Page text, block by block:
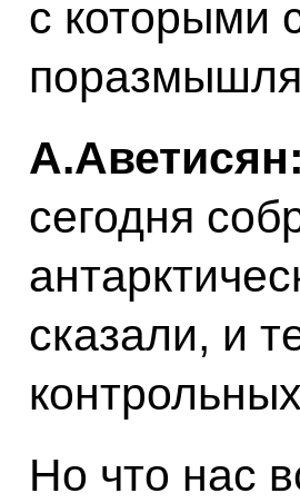
с которыми
А.Аветисян:
сегодня
сказали, и
Но что нас